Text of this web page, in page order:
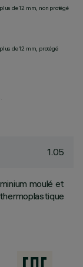
de 12 mm, non protégé
de 12 mm, protégé
1.05
moulé et
thermoplastique